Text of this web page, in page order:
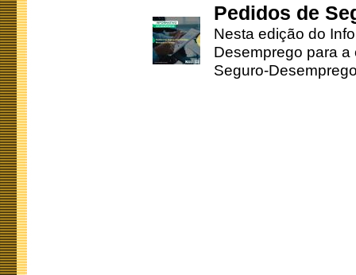
Pedidos de
Nesta edição do
Desemprego para
Seguro-